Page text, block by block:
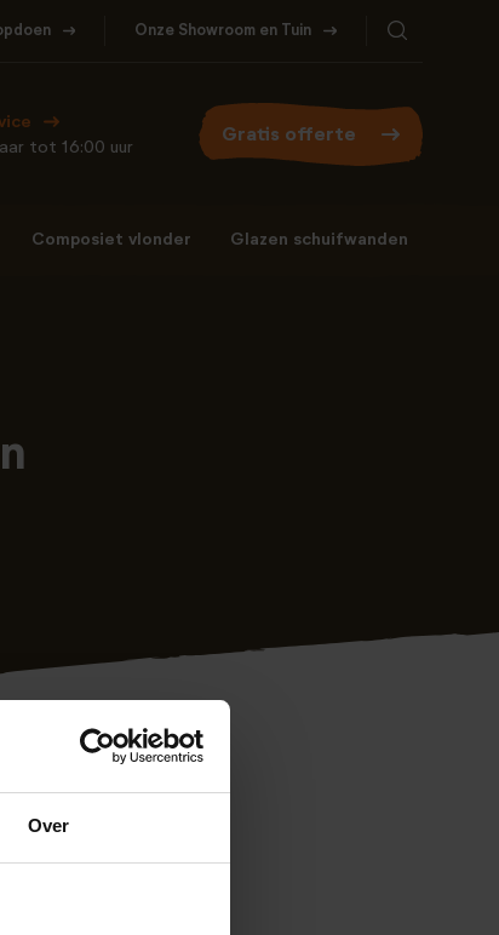
Over
Onze Showroom en Tuin
tot 16:00 uur
Gratis offerte
Composiet vlonder Glazen schuifwanden
in heel
de juiste
conform